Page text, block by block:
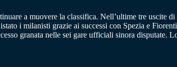
a muovere la classifica. Nell’ultime tre uscite
i milanisti grazie ai successi con Spezia e
granata nelle sei gare ufficiali sinora